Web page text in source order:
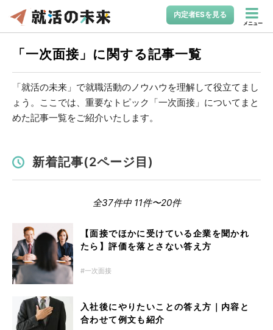
内定者ESを見る
メニュー
「一次面接」に関する記事一覧
「就活の未来」で就職活動のノウハウを理解して役立てまし
ょう。ここでは、重要なトピック「一次面接」についてまと
めた記事一覧をご紹介いたします。
新着記事(2ページ目)
全37件中 11件〜20件
【面接でほかに受けている企業を聞かれ
たら】評価を落とさない答え方
一次面接
入社後にやりたいことの答え方｜内容と
合わせて例文も紹介